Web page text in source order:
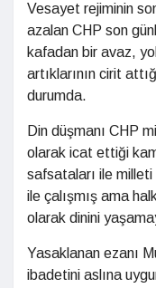
Vesayet rejiminin
azalan CHP son
kafadan bir avaz,
artıklarının cirit
durumda.
Din düşmanı CHP
olarak icat ettiği
safsataları ile
ile çalışmış ama
olarak dinini
Yasaklanan ezanı
ibadetini aslına